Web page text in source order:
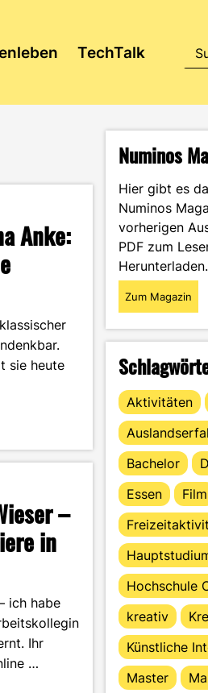
TechTalk
Anke:
sie heute
–
in
ich habe
Ihr
…
Numinos
Hier gibt es
Numinos
vorherigen
PDF zum
Herunterladen.
Zum Magazin
Aktivitäten
Bachelor
Essen
Film
Hochschule
kreativ
Künstliche
Master